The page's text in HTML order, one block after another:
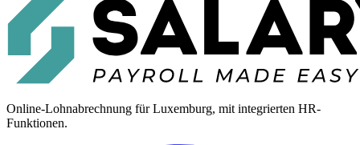
Online-Lohnabrechnung für Luxemburg, mit integrierten HR-
Funktionen.